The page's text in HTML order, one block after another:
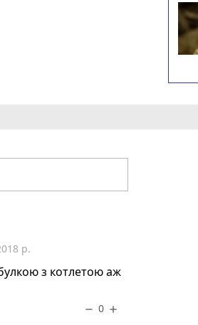
р.
з котлетою аж
remove 0 add